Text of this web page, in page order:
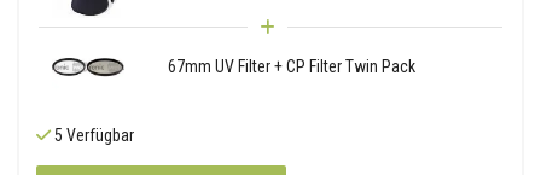
67mm UV Filter + CP Filter Twin Pack
5 Verfügbar